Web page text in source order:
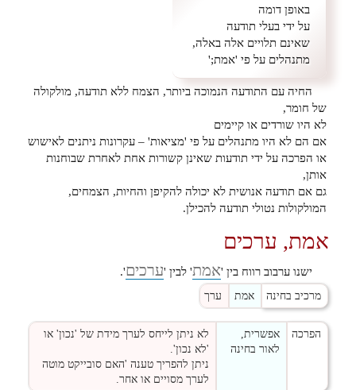
באופן דומה
על ידי בעלי תודעה
שאינם תלויים אלה באלה,
מתנהלים על פי 'אמת;'
החיה עם התודעה הנמוכה ביותר, הצמח ללא תודעה, מולקולה
של חומר,
לא היו שורדים או קיימים
אם הם לא היו מתנהלים על פי 'מציאות' – עקרונות ניתנים לאישוש
או הפרכה על ידי תודעות שאינן קשורות אחת לאחרת שבוחנות
אותן,
גם אם תודעה אנושית לא יכולה להקיפן והחיות, הצמחים,
המולקולות נטולי תודעה להכילן.
אמת, ערכים
ישנו ערבוב רווח בין 'אמת' לבין 'ערכים'.
מרכיב בחינה
אמת ערך
הפרכה
אפשרית,
לאור בחינה
לא ניתן לייחס לערך מידת של 'נכון' או
'לא נכון'.
ניתן להפריך טענה 'האם סובייקט מוטה
לערך מסויים או אחר.